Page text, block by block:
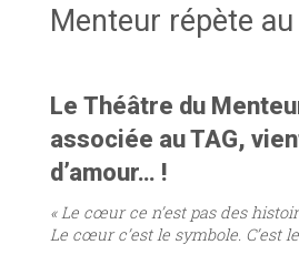
Menteur répète au
Le Théâtre du
associée au TAG,
d’amour… !
« Le cœur ce n’est pas des
Le cœur c’est le symbole. C’est